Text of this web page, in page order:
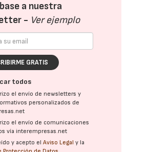
a nuestra
- Ver ejemplo
GRATIS
todos
el envío de newsletters y
personalizados de
el envío de comunicaciones
vía interempresas.net
y acepto elAviso Legal y la